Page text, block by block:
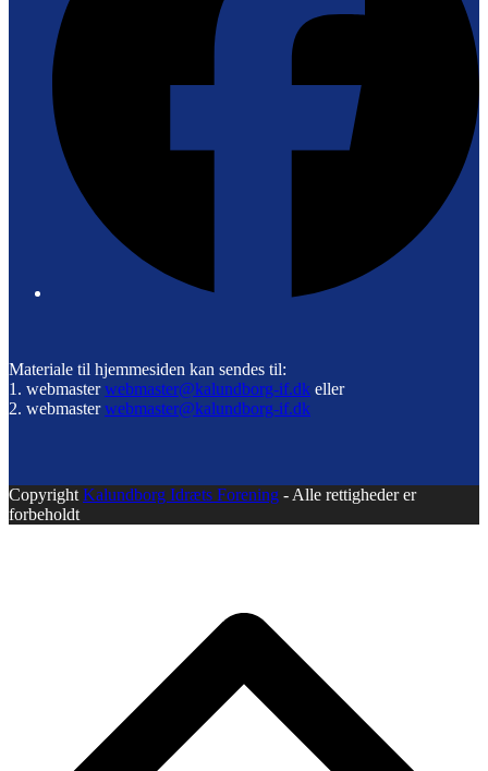
Materiale til hjemmesiden kan sendes til:
1. webmasterwebmaster@kalundborg-if.dk eller
2. webmasterwebmaster@kalundborg-if.dk
Copyright Kalundborg Idræts Forening - Alle rettigheder er
forbeholdt